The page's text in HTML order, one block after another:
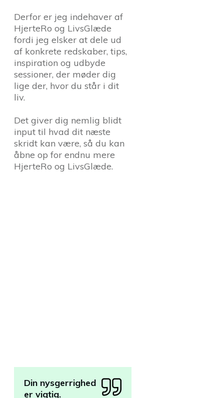
Derfor er jeg indehaver af
HjerteRo og LivsGlæde
fordi jeg elsker at dele ud
af konkrete redskaber, tips,
inspiration og udbyde
sessioner, der møder dig
lige der, hvor du står i dit
liv.
Det giver dig nemlig blidt
input til hvad dit næste
skridt kan være, så du kan
åbne op for endnu mere
HjerteRo og LivsGlæde.
Din nysgerrighed
er vigtig.